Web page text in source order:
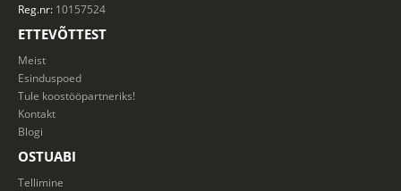
Reg.nr: 10157524
ETTEVÕTTEST
Meist
Esinduspoed
Tule koostööpartneriks!
Kontakt
Blogi
OSTUABI
Tellimine